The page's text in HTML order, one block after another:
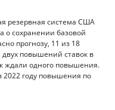
резервная система США
о сохранении базовой
прогнозу, 11 из 18
повышений ставок в
ждали одного повышения.
году повышения по